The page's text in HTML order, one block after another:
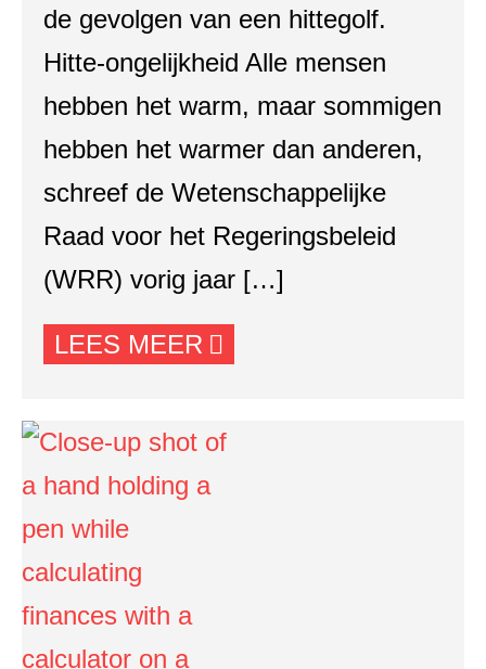
de gevolgen van een hittegolf.
Hitte-ongelijkheid Alle mensen
hebben het warm, maar sommigen
hebben het warmer dan anderen,
schreef de Wetenschappelijke
Raad voor het Regeringsbeleid
(WRR) vorig jaar […]
LEES MEER